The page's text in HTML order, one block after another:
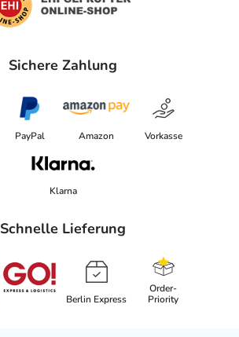
Sichere Zahlung
PayPal Amazon Vorkasse
Klarna
Schnelle Lieferung
Berlin Express
Order-
Priority